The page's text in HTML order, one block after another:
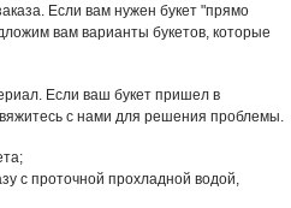
Если вам нужен букет "прямо
вам варианты букетов, которые
Если ваш букет пришел в
с нами для решения проблемы.
с проточной прохладной водой,